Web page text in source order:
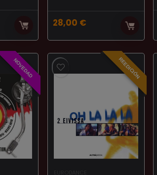
€.
28,00 €
NOVEDAD REEDICIÓN